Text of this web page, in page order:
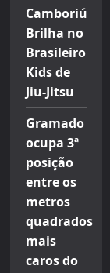
Camboriú
Brilha no
Brasileiro
Kids de
Jiu-Jitsu
Gramado
ocupa 3ª
posição
entre os
metros
quadrados
mais
caros do